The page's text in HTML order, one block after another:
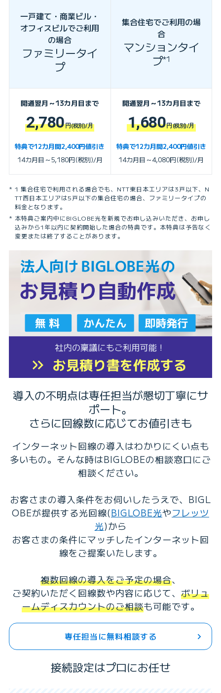
一戸建て・商業ビル・
オフィスビルでご利用
の場合
ファミリータイ
プ
集合住宅でご利用の場
合
マンションタイ
プ*1
開通翌月～13カ月目まで
2,780円(税別)/月
特典で12カ月間2,400円値引き
14カ月目～5,180円(税別)/月
開通翌月～13カ月目まで
1,680円(税別)/月
特典で12カ月間2,400円値引き
14カ月目～4,080円(税別)/月
1 集合住宅で利用される場合でも、NTT東日本エリアは3戸以下、N
TT西日本エリアは5戸以下の集合住宅の場合、ファミリータイプの
料金となります。
本特典ご案内中にBIGLOBE光を新規でお申し込みいただき、お申し
込みから1年以内に契約開始した場合の特典です。本特典は予告なく
変更または終了することがあります。
導入の不明点は専任担当が懇切丁寧にサ
ポート。
さらに回線数に応じてお値引きも
インターネット回線の導入はわかりにくい点も
多いもの。そんな時はBIGLOBEの相談窓口にご
相談ください。
お客さまの導入条件をお伺いしたうえで、BIGL
OBEが提供する光回線(BIGLOBE光やフレッツ
光)から
お客さまの条件にマッチしたインターネット回
線をご提案いたします。
複数回線の導入をご予定の場合、
ご契約いただく回線数や内容に応じて、 ボリュ
ームディスカウントのご相談も可能です。
専任担当に無料相談する
接続設定はプロにお任せ